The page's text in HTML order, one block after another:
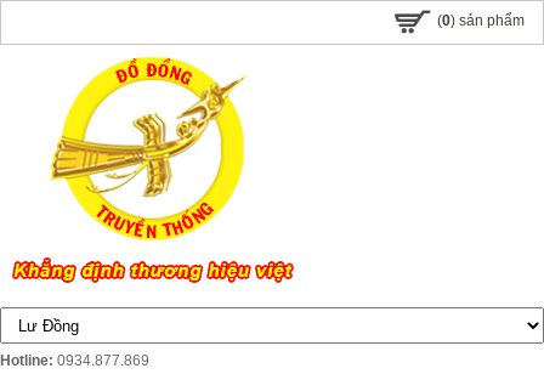
(0) sản phẩm
Hotline: 0934.877.869